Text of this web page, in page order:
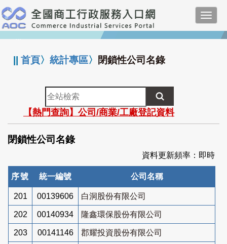
跳
到
主
要
:::
||首頁〉統計專區〉 閉鎖性公司名錄
全
站
檢
索
【熱門查詢】公司/商業/工廠登記資料
閉鎖性公司名錄
資料更新頻率：即時
序號 統一編號 公司名稱
201 00139606 白洞股份有限公司
202 00140934 隆鑫環保股份有限公司
203 00141146 郡耀投資股份有限公司